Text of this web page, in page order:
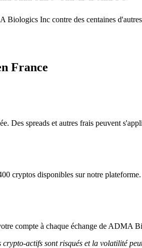
Inc contre des centaines
France
Des spreads et autres frais peuvent
cryptos disponibles sur notre plateforme.
compte à chaque échange de ADMA
actifs sont risqués et la volatilité